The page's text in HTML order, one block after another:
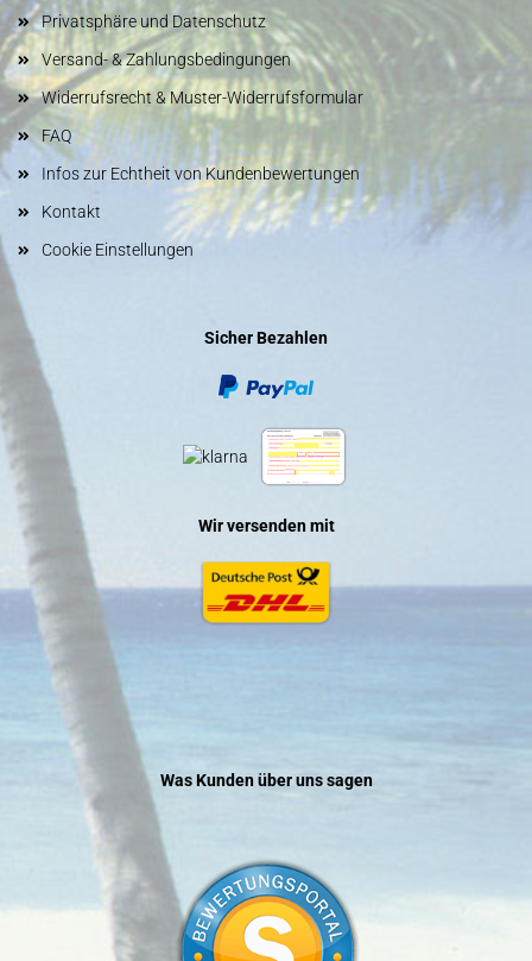
Privatsphäre und Datenschutz
Versand- & Zahlungsbedingungen
Widerrufsrecht & Muster-Widerrufsformular
FAQ
Infos zur Echtheit von Kundenbewertungen
Kontakt
Cookie Einstellungen
Sicher Bezahlen
Wir versenden mit
Was Kunden über uns sagen